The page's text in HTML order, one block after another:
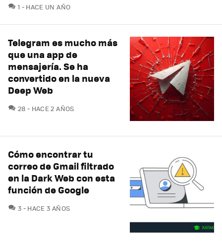
1 COMENTARIOS
HACE UN AÑO
Telegram es mucho más
que una app de
mensajería. Se ha
convertido en la nueva
Deep Web
28 COMENTARIOS
HACE 2 AÑOS
Cómo encontrar tu
correo de Gmail filtrado
en la Dark Web con esta
función de Google
3 COMENTARIOS
HACE 3 AÑOS